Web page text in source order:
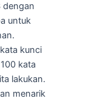
dengan
untuk
kunci
kata
lakukan.
menarik